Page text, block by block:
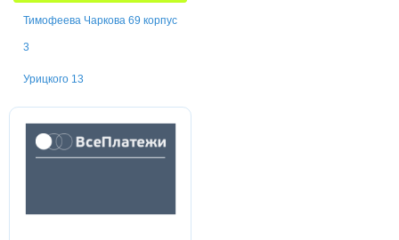
Тимофеева Чаркова 69 корпус
3
Урицкого 13